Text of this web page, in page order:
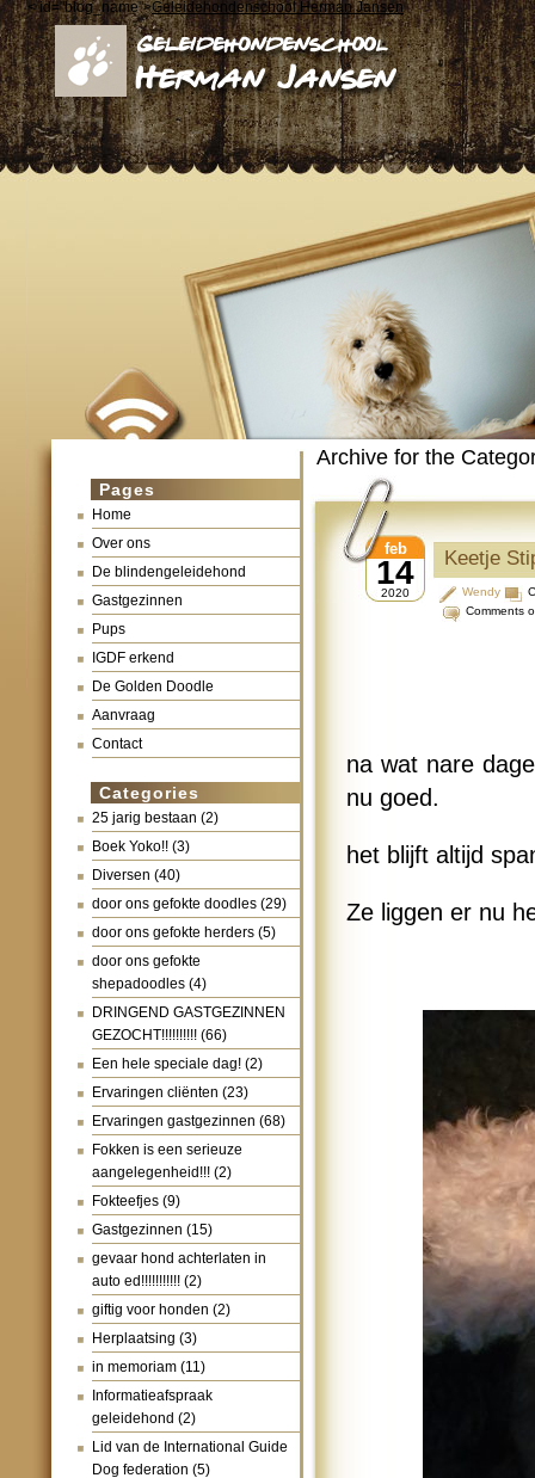
< id="blog_name">Geleidehondenschool Herman Jansen
Pages
Home
Over ons
De blindengeleidehond
Gastgezinnen
Pups
IGDF erkend
De Golden Doodle
Aanvraag
Contact
Categories
25 jarig bestaan (2)
Boek Yoko!! (3)
Diversen (40)
door ons gefokte doodles (29)
door ons gefokte herders (5)
door ons gefokte
shepadoodles (4)
DRINGEND GASTGEZINNEN
GEZOCHT!!!!!!!!!! (66)
Een hele speciale dag! (2)
Ervaringen cliënten (23)
Ervaringen gastgezinnen (68)
Fokken is een serieuze
aangelegenheid!!! (2)
Fokteefjes (9)
Gastgezinnen (15)
gevaar hond achterlaten in
auto ed!!!!!!!!!!! (2)
giftig voor honden (2)
Herplaatsing (3)
in memoriam (11)
Informatieafspraak
geleidehond (2)
Lid van de International Guide
Dog federation (5)
Archive for the
Keetje
14
feb
2020 Wendy
Comments
na wat nare
nu goed.
het blijft altijd
Ze liggen er nu